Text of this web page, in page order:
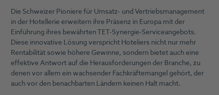
Die Schweizer Pioniere für Umsatz- und Vertriebsmanagement
in der Hotellerie erweitern ihre Präsenz in Europa mit der
Einführung ihres bewährten TET-Synergie-Serviceangebots.
Diese innovative Lösung verspricht Hoteliers nicht nur mehr
Rentabilität sowie höhere Gewinne, sondern bietet auch eine
effektive Antwort auf die Herausforderungen der Branche, zu
denen vor allem ein wachsender Fachkräftemangel gehört, der
auch vor den benachbarten Ländern keinen Halt macht.